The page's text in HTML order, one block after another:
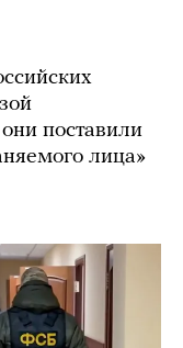
они поставили
лица»